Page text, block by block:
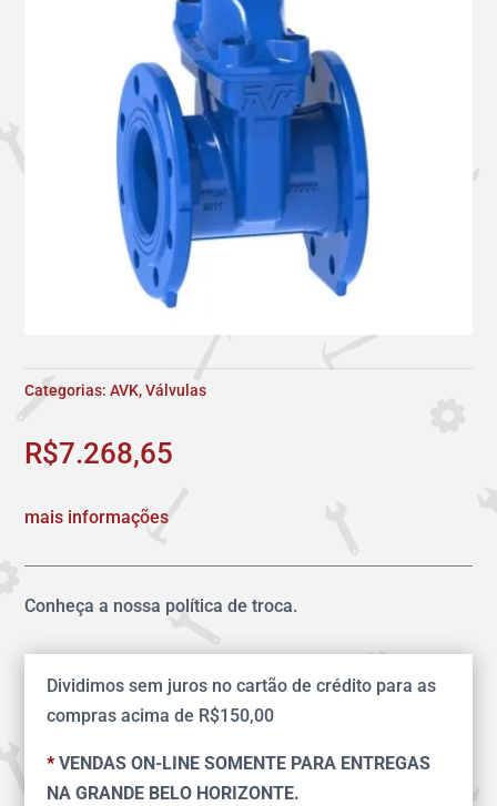
Categorias:AVK,Válvulas
R$7.268,65
mais informações
Conheça a nossa política de troca.
Dividimos sem juros no cartão de crédito para as
compras acima de R$150,00
* VENDAS ON-LINE SOMENTE PARA ENTREGAS
NA GRANDE BELO HORIZONTE.